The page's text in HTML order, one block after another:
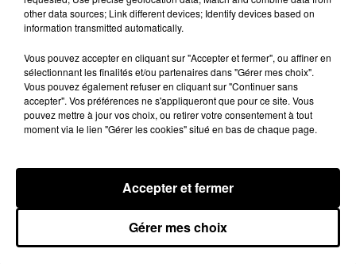
NOGENT-LE-ROTROU - EXPOSITION : PAUL
DESCHANEL, HOMME D'ÉTAT ET...
Jusqu'au 26 octobre, tous les jours de 10h00 à 12h00
et de 14h00 à 18h00 (en continu en juillet et août) au
château des Comte du Perche à Nogent-le-Rotrou :...
other data sources; Link different devices; Identify devices based on
information transmitted automatically.
Vous pouvez accepter en cliquant sur "Accepter et fermer", ou affiner en
sélectionnant les finalités et/ou partenaires dans "Gérer mes choix".
Vous pouvez également refuser en cliquant sur "Continuer sans
accepter". Vos préférences ne s'appliqueront que pour ce site. Vous
pouvez mettre à jour vos choix, ou retirer votre consentement à tout
moment via le lien "Gérer les cookies" situé en bas de chaque page.
Gérer mes choix
Accepter et fermer